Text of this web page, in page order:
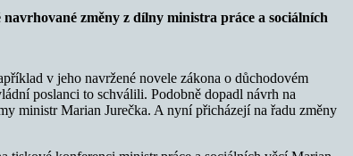
změny z dílny ministra práce a sociálních
v jeho navržené novele zákona o důchodovém
poslanci to schválili. Podobně dopadl návrh na
ministr Marian Jurečka. A nyní přicházejí na řadu změny